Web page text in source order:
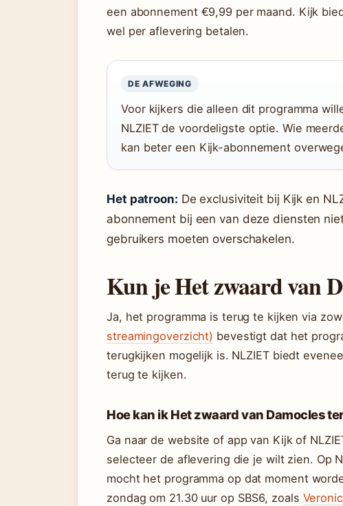
een abonnement €9,99 per maand. Kijk
wel per aflevering betalen.
DE AFWEGING
Voor kijkers die alleen dit programma
NLZIET de voordeligste optie. Wie
kan beter een Kijk-abonnement
Het patroon: De exclusiviteit bij Kijk en
abonnement bij een van deze diensten
gebruikers moeten overschakelen.
Kun je Het zwaard van
Ja, het programma is terug te kijken via
streamingoverzicht) bevestigt dat het
terugkijken mogelijk is. NLZIET biedt
terug te kijken.
Hoe kan ik Het zwaard van Damocles
Ga naar de website of app van Kijk of
selecteer de aflevering die je wilt zien. Op
mocht het programma op dat moment
zondag om 21.30 uur op SBS6, zoals